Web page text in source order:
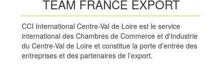
TEAM FRANCE EXPORT
CCI International Centre-Val de Loire est le service
international des Chambres de Commerce et d'Industrie
du Centre-Val de Loire et constitue la porte d’entrée des
entreprises et des partenaires de l’export.